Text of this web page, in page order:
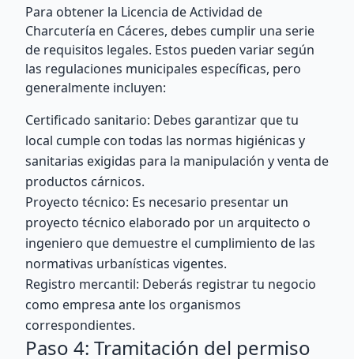
Para obtener la Licencia de Actividad de
Charcutería en Cáceres, debes cumplir una serie
de requisitos legales. Estos pueden variar según
las regulaciones municipales específicas, pero
generalmente incluyen:
Certificado sanitario: Debes garantizar que tu
local cumple con todas las normas higiénicas y
sanitarias exigidas para la manipulación y venta de
productos cárnicos.
Proyecto técnico: Es necesario presentar un
proyecto técnico elaborado por un arquitecto o
ingeniero que demuestre el cumplimiento de las
normativas urbanísticas vigentes.
Registro mercantil: Deberás registrar tu negocio
como empresa ante los organismos
correspondientes.
Paso 4: Tramitación del permiso